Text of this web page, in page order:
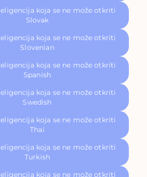
koja se ne može otkriti
Slovak
koja se ne može otkriti
Slovenian
koja se ne može otkriti
Spanish
koja se ne može otkriti
Swedish
koja se ne može otkriti
Thai
koja se ne može otkriti
Turkish
koja se ne može otkriti